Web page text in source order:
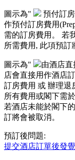
圖示為"
預付訂
作預付訂房費用
需的訂房費用。 若
所需費用, 此項預訂
圖示為"
由酒店
店會直接用作酒店
訂房費用 或 辦理退
所有費用或閣下需
若酒店未能於閣下
訂將會被取消。
預訂後問題:
提交酒店訂單後發